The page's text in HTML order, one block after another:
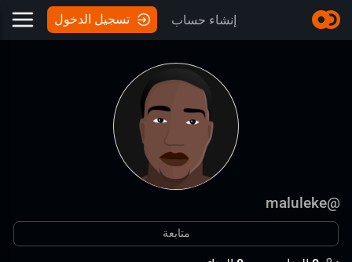
إنشاء حساب تسجيل الدخول
@
maluleke
متابعة